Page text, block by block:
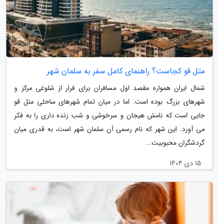
متل قو کجاست؟ راهنمای کامل سفر به سلمان شهر
شمال ایران همواره مقصد اول مسافران برای فرار از شلوغی مرکز و
شهرهای بزرگ بوده است. اما در میان تمام شهرهای ساحلی متل قو
جایی است که نامش هیجان و سرخوشی و شب زنده داری را به فکر
می آورد. این شهر که نام رسمی آن سلمان شهر است، به قدری میان
گردشگران محبوبیت...
15 دی 1404